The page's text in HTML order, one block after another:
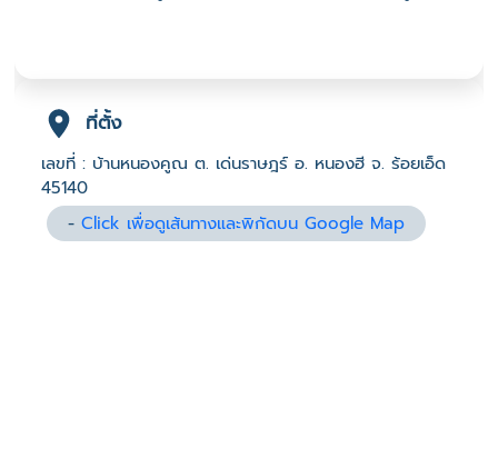
ที่ตั้ง
เลขที่ : บ้านหนองคูณ ต. เด่นราษฎร์ อ. หนองฮี จ. ร้อยเอ็ด
45140
-Click เพื่อดูเส้นทางและพิกัดบน Google Map